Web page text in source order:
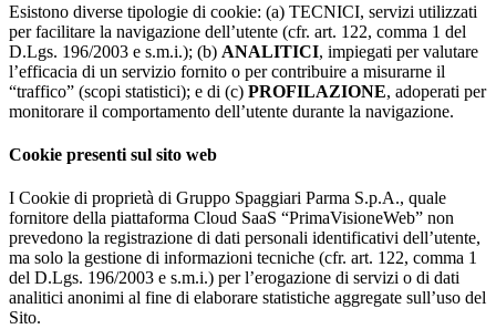
Esistono diverse tipologie di cookie: (a) TECNICI, servizi utilizzati
per facilitare la navigazione dell’utente (cfr. art. 122, comma 1 del
D.Lgs. 196/2003 e s.m.i.); (b) ANALITICI, impiegati per valutare
l’efficacia di un servizio fornito o per contribuire a misurarne il
“traffico” (scopi statistici); e di (c) PROFILAZIONE, adoperati per
monitorare il comportamento dell’utente durante la navigazione.
Cookie presenti sul sito web
I Cookie di proprietà di Gruppo Spaggiari Parma S.p.A., quale
fornitore della piattaforma Cloud SaaS “PrimaVisioneWeb” non
prevedono la registrazione di dati personali identificativi dell’utente,
ma solo la gestione di informazioni tecniche (cfr. art. 122, comma 1
del D.Lgs. 196/2003 e s.m.i.) per l’erogazione di servizi o di dati
analitici anonimi al fine di elaborare statistiche aggregate sull’uso del
Sito.